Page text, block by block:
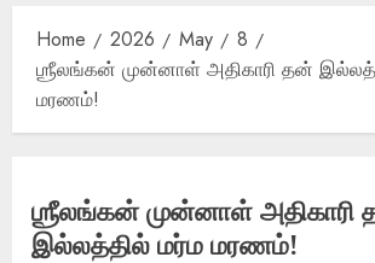
Home 2026 May
8
ஶ்ரீலங்கன் முன்னாள் அதிகாரி தன்
மரணம்!
ஶ்ரீலங்கன் முன்னாள் அதிகாரி
இல்லத்தில் மர்ம மரணம்!